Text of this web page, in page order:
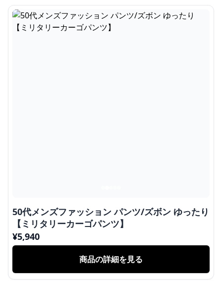
50代メンズファッション パンツ/ズボン ゆったり
【ミリタリーカーゴパンツ】
¥5,940
商品の詳細を見る